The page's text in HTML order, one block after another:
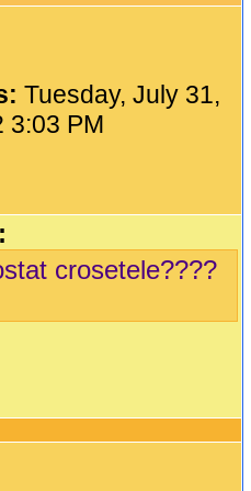
Tuesday, July 31,
3:03 PM
crosetele????